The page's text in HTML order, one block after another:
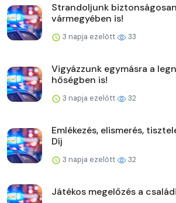
Strandoljunk
vármegyében is!
3 napja ezelőtt 33
Vigyázzunk egymásra a
hőségben is!
3 napja ezelőtt 32
Emlékezés, elismerés,
Díj
3 napja ezelőtt 32
Játékos megelőzés a